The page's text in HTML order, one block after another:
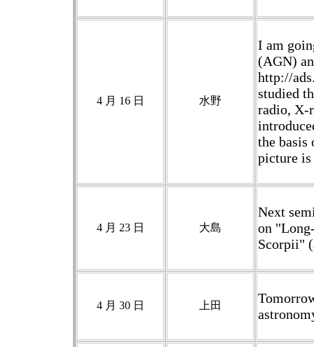
4 月 16 日 水野
I am
(AGN)
http://
studied
radio, X-
the basis
picture is
4 月 23 日 大島
Next
on
Scorpii"
4 月 30 日 上田